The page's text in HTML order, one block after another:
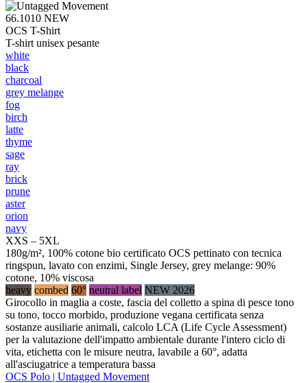
66.1010 NEW
OCS T-Shirt
T-shirt unisex pesante
white
black
charcoal
grey melange
fog
birch
latte
thyme
sage
ray
brick
prune
aster
orion
navy
XXS – 5XL
180g/m², 100% cotone bio certificato OCS pettinato con tecnica
ringspun, lavato con enzimi, Single Jersey, grey melange: 90%
cotone, 10% viscosa
heavy combed 60° neutral label NEW 2026
Girocollo in maglia a coste, fascia del colletto a spina di pesce tono
su tono, tocco morbido, produzione vegana certificata senza
sostanze ausiliarie animali, calcolo LCA (Life Cycle Assessment)
per la valutazione dell'impatto ambientale durante l'intero ciclo di
vita, etichetta con le misure neutra, lavabile a 60°, adatta
all'asciugatrice a temperatura bassa
OCS Polo | Untagged Movement